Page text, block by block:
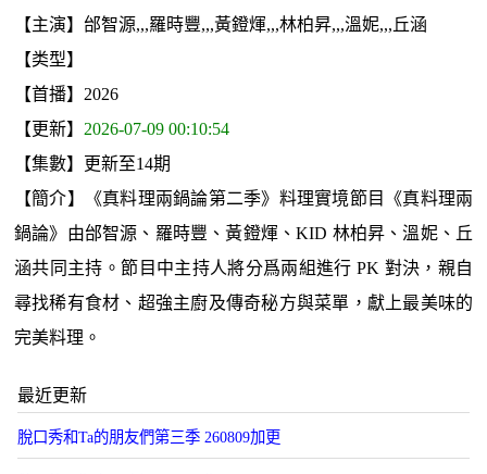
【主演】邰智源,,,羅時豐,,,黃鐙煇,,,林柏昇,,,溫妮,,,丘涵
【类型】
【首播】2026
【更新】 2026-07-09 00:10:54
【集數】更新至14期
【簡介】《真料理兩鍋論第二季》料理實境節目《真料理兩
鍋論》由邰智源、羅時豐、黃鐙煇、KID 林柏昇、溫妮、丘
涵共同主持。節目中主持人將分爲兩組進行 PK 對決，親自
尋找稀有食材、超強主廚及傳奇秘方與菜單，獻上最美味的
完美料理。
最近更新
脫口秀和Ta的朋友們第三季 260809加更